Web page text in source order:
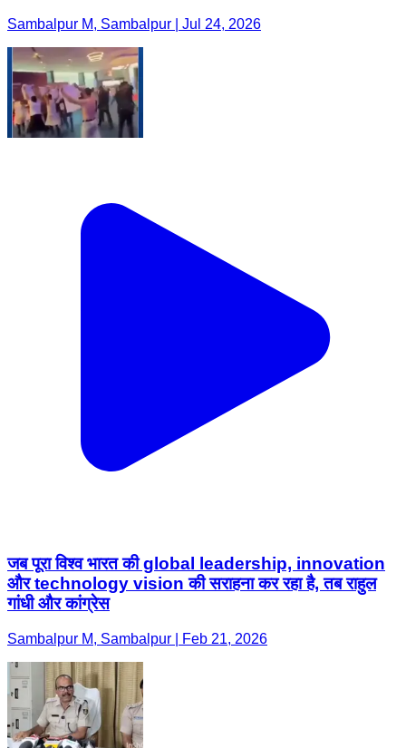
Sambalpur M, Sambalpur | Jul 24, 2026
जब पूरा विश्व भारत की global leadership, innovation
और technology vision की सराहना कर रहा है, तब राहुल
गांधी और कांग्रेस
Sambalpur M, Sambalpur | Feb 21, 2026